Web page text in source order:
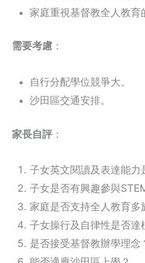
家庭重視基督教全人教育
需要考慮 ：
自行分配學位競爭大。
沙田區交通安排。
家長自評 ：
子女英文閱讀及表達能力
子女是否有興趣參與
家庭是否支持全人教育多
子女操行及自律性是否達
是否接受基督教辦學理念